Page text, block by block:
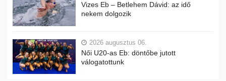
Vizes Eb – Betlehem Dávid: az idő
nekem dolgozik
2026 augusztus 06.
Női U20-as Eb: döntőbe jutott
válogatottunk